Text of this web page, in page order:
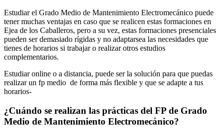
Estudiar el Grado Medio de Mantenimiento Electromecánico puede
tener muchas ventajas en caso que se realicen estas formaciones en
Ejea de los Caballeros, pero a su vez, estas formaciones presenciales
pueden ser demasiado rígidas y no adaptarsea las necesidades que
tienes de horarios si trabajar o realizar otros estudios
complementarios.
Estudiar online o a distancia, puede ser la solución para que puedas
realizar un fp medio de forma más flexible y que se adapte a tus
horarios-
¿Cuándo se realizan las prácticas del FP de Grado
Medio de Mantenimiento Electromecánico?